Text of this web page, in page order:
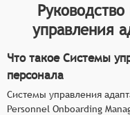
управления
Что такое Системы
персонала
Системы управления
Personnel Onboarding